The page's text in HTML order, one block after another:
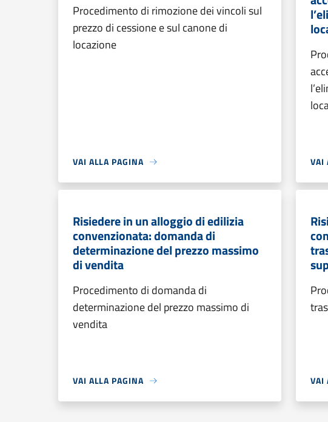
Procedimento di rimozione dei vincoli sul
prezzo di cessione e sul canone di
locazione
VAI ALLA PAGINA VAI
Risiedere in un alloggio di edilizia
convenzionata: domanda di
determinazione del prezzo massimo
di vendita
Procedimento di domanda di
determinazione del prezzo massimo di
vendita
VAI ALLA PAGINA VAI